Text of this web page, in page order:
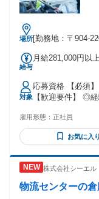
場所[勤務地：〒904-
給与
月給281,000円以
含みます。 《月給内訳》 基本月給 175,000円 ＋職務手当
25,000円(一律) ＋乗務手当 30,000円(一律) ＋固定残業手当
51,000円(一律)/30時間分 ※超過分別途支
交通費 4,200円～ ＋皆勤手当 10,000円 ＋残業代 《賞与・昇
対象
応募資格 【必須
【歓迎要件】 ◎
雇用形態： 正社員
お気に入り
株式会社シーエ
物流センターの